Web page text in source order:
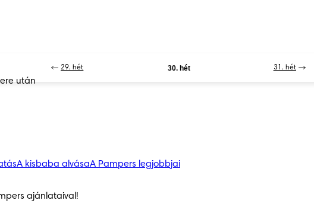
után
A kisbaba alvásaA Pampers legjobbjai
ajánlataival!
29. hét 30. hét 31. hét